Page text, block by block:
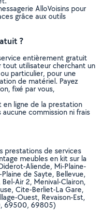
AlloVoisins pour
grâce aux outils
?
entièrement gratuit
tout utilisateur cherchant un
particulier, pour une
de matériel. Payez
fixé par vous,
en ligne de la prestation
commission ni frais
prestations de services
meubles en kit sur la
Aliende, Mi-Plaine-
de Sayte, Bellevue,
Air 2, Menival-Clairon,
Cite-Berliet-La Gare,
Ouest, Revaison-Est,
69500, 69805)